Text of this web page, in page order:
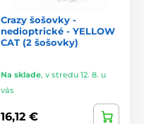
Crazy šošovky -
nedioptrické - YELLOW
CAT (2 šošovky)
Na sklade, v stredu 12. 8. u
vás
16,12 €